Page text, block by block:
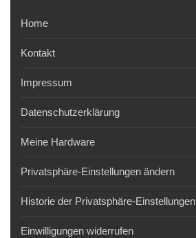
Home
Kontakt
Impressum
Datenschutzerklärung
Meine Hardware
Privatsphäre-Einstellungen ändern
Historie der Privatsphäre-Einstellungen
Einwilligungen widerrufen